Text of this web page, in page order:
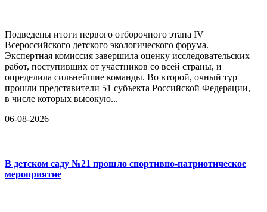
Подведены итоги первого отборочного этапа IV
Всероссийского детского экологического форума.
Экспертная комиссия завершила оценку исследовательских
работ, поступивших от участников со всей страны, и
определила сильнейшие команды. Во второй, очный тур
прошли представители 51 субъекта Российской Федерации,
в числе которых высокую...
06-08-2026
В детском саду №21 прошло спортивно-патриотическое
мероприятие